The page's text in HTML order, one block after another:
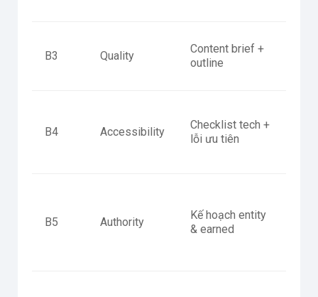
B3 Quality
Content brief +
outline
B4 Accessibility
Checklist tech +
lỗi ưu tiên
B5 Authority
Kế hoạch entity
& earned